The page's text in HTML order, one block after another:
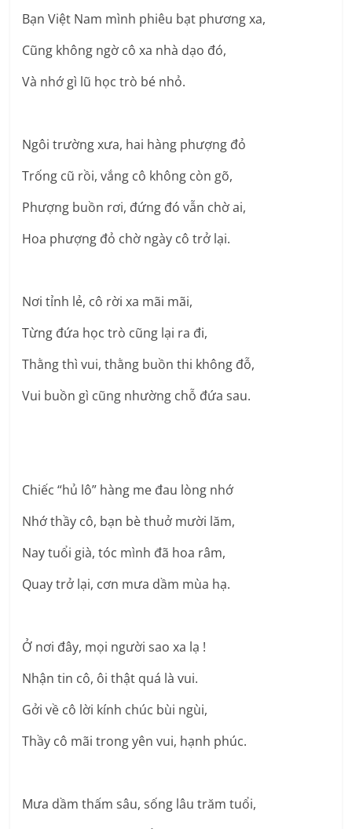
Bạn Việt Nam mình phiêu bạt phương xa,
Cũng không ngờ cô xa nhà dạo đó,
Và nhớ gì lũ học trò bé nhỏ.
Ngôi trường xưa, hai hàng phượng đỏ
Trống cũ rồi, vắng cô không còn gõ,
Phượng buồn rơi, đứng đó vẫn chờ ai,
Hoa phượng đỏ chờ ngày cô trở lại.
Nơi tỉnh lẻ, cô rời xa mãi mãi,
Từng đứa học trò cũng lại ra đi,
Thằng thì vui, thằng buồn thi không đỗ,
Vui buồn gì cũng nhường chỗ đứa sau.
Chiếc “hủ lô” hàng me đau lòng nhớ
Nhớ thầy cô, bạn bè thuở mười lăm,
Nay tuổi già, tóc mình đã hoa râm,
Quay trở lại, cơn mưa dầm mùa hạ.
Ở nơi đây, mọi người sao xa lạ !
Nhận tin cô, ôi thật quá là vui.
Gởi về cô lời kính chúc bùi ngùi,
Thầy cô mãi trong yên vui, hạnh phúc.
Mưa dầm thấm sâu, sống lâu trăm tuổi,